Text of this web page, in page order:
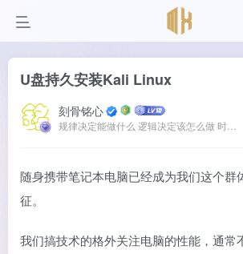
U盘持久安装Kali Linux
刻骨铭心
随身携带笔记本电脑已经成为我们这个群
征。
我们搞技术的格外关注电脑的性能，通常